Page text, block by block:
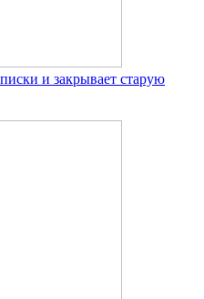
и закрывает старую